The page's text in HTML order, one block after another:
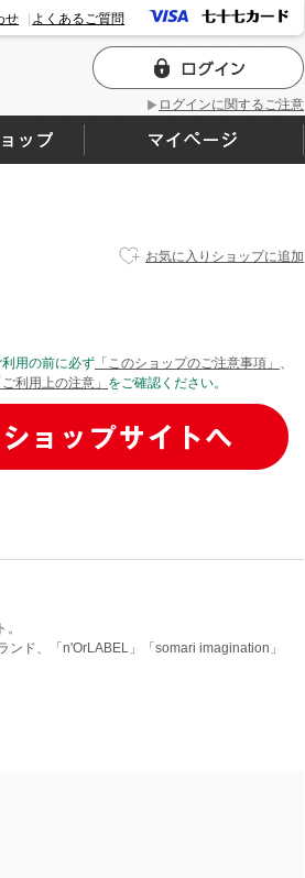
ログインに関するご注意
せ よくあるご質問
お気に入りショップに追加
利用の前に必ず 「このショップのご注意事項」 、
ご利用上の注意」 をご確認ください。
ンド、「n'OrLABEL」「somari imagination」